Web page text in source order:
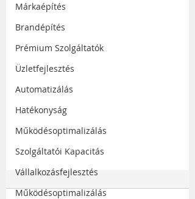
Márkaépítés
Brandépítés
Prémium Szolgáltatók
Üzletfejlesztés
Automatizálás
Hatékonyság
Működésoptimalizálás
Szolgáltatói Kapacitás
Vállalkozásfejlesztés
Működésoptimalizálás